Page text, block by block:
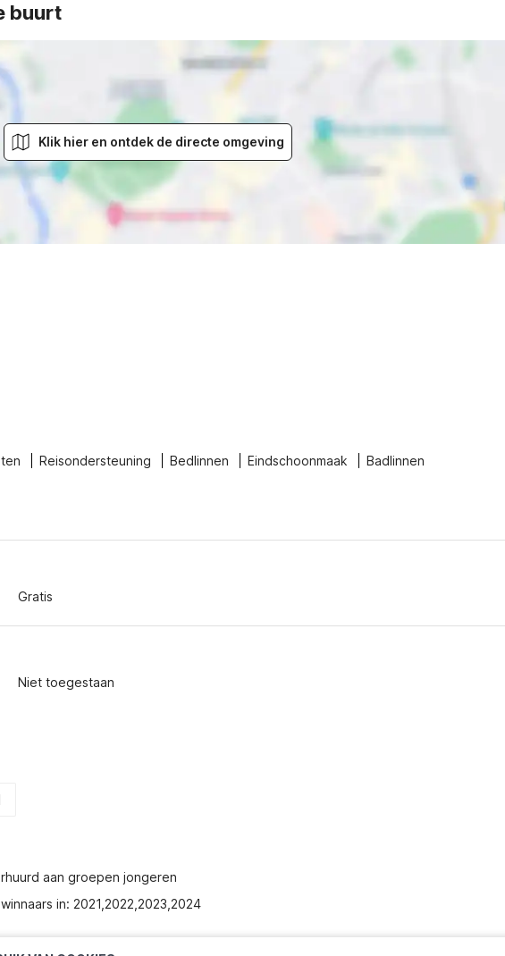
buurt
Klik hier en ontdek de directe omgeving
Reisondersteuning Bedlinnen Eindschoonmaak
Badlinnen
Gratis
Niet toegestaan
aan groepen jongeren
in: 2021,2022,2023,2024